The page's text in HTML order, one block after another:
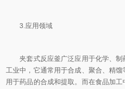
3.应用领域
夹套式反应釜广泛应用于化学、制
工业中，它通常用于合成、聚合、精
用于药品的合成和提取。而在食品加工